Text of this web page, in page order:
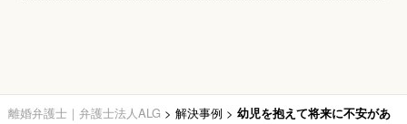
離婚弁護士｜弁護士法人ALG > 解決事例 > 幼児を抱えて将来に不安があ